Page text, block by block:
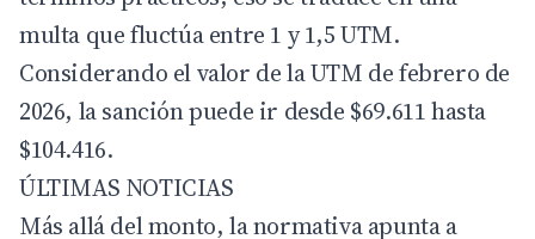
multa que fluctúa entre 1 y 1,5 UTM.
Considerando el valor de la UTM de febrero de
2026, la sanción puede ir desde $69.611 hasta
$104.416.
ÚLTIMAS NOTICIAS
Más allá del monto, la normativa apunta a